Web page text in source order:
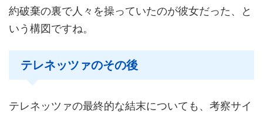
約破棄の裏で人々を操っていたのが彼女だった、と
いう構図ですね。
テレネッツァのその後
テレネッツァの最終的な結末についても、考察サイ